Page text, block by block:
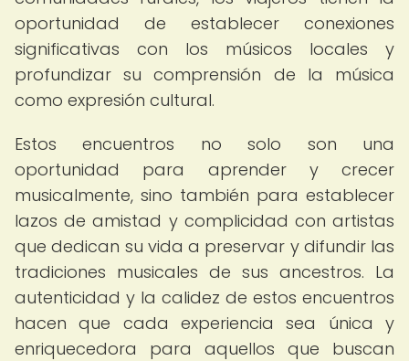
oportunidad de establecer conexiones
significativas con los músicos locales y
profundizar su comprensión de la música
como expresión cultural.
Estos encuentros no solo son una
oportunidad para aprender y crecer
musicalmente, sino también para establecer
lazos de amistad y complicidad con artistas
que dedican su vida a preservar y difundir las
tradiciones musicales de sus ancestros. La
autenticidad y la calidez de estos encuentros
hacen que cada experiencia sea única y
enriquecedora para aquellos que buscan